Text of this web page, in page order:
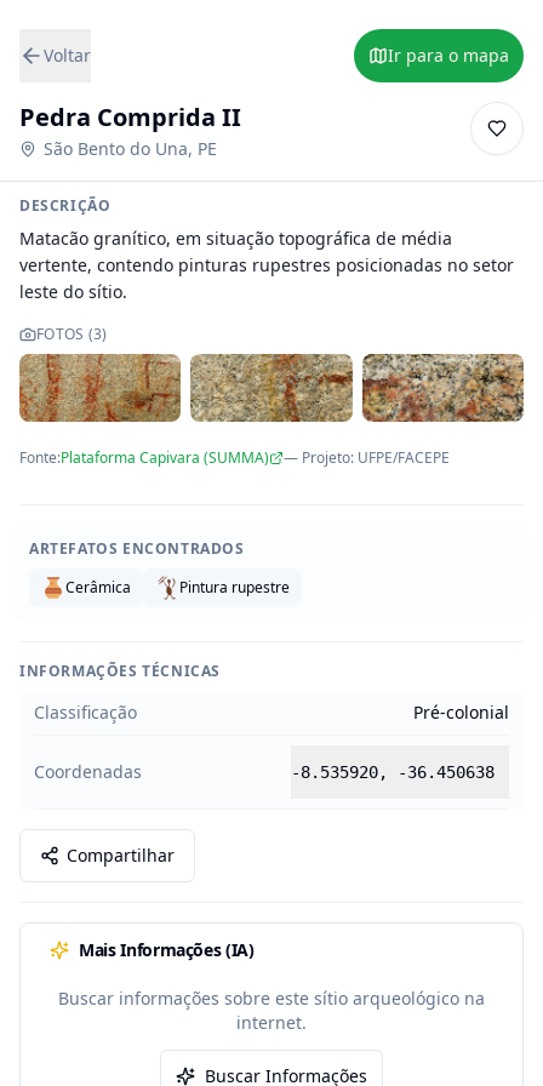
Voltar Ir para o mapa
Pedra Comprida II
São Bento do Una, PE
DESCRIÇÃO
Matacão granítico, em situação topográfica de média
vertente, contendo pinturas rupestres posicionadas no setor
leste do sítio.
FOTOS (3)
Fonte:Plataforma Capivara (SUMMA) — Projeto: UFPE/FACEPE
ARTEFATOS ENCONTRADOS
Cerâmica
Pintura rupestre
INFORMAÇÕES TÉCNICAS
Classificação Pré-colonial
Coordenadas -8.535920, -36.450638
Compartilhar
Mais Informações (IA)
Buscar informações sobre este sítio arqueológico na
internet.
Buscar Informações